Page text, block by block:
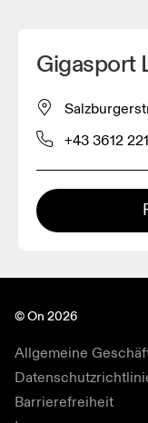
Gigasport
+43 3612
© On 2026
Allgemeine
Barrierefreiheit